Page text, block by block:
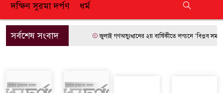
দক্ষিণ সুরমা দর্পণ ধর্ম
সর্বশেষ সংবাদ জুলাই গণঅভ্যুত্থানের ২য় বার্ষিকীতে লন্ডনে ‘বিপ্লব